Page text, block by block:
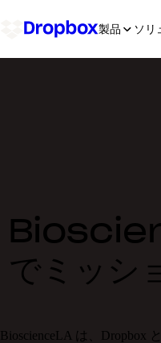
製品 ソリ
でミッシ
BioscienceLA は、Dropbox